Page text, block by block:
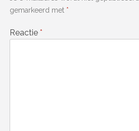
gemarkeerd met *
Reactie *